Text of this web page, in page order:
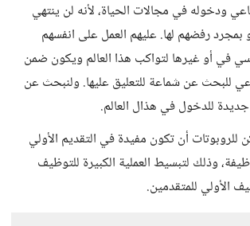
ودخوله في مجالات الحياة، لأنه لن ينتهي
رفضهم لها. عليهم العمل على انفسهم
في أو غيرها لتواكب هذا العالم ويكون ضمن
للبحث عن شماعة للتعليق عليها. ولنبحث عن
للدخول في هذال العالم.
للروبوتات أن تكون مفيدة في التقديم الأولي
وذلك لتبسيط العملية الكبيرة للتوظيف
الأولي للمتقدمين.